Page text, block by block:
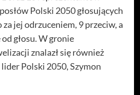
Polski 2050 głosujących
za jej odrzuceniem, 9 przeciw, a
głosu. W gronie
znalazł się również
lider Polski 2050, Szymon